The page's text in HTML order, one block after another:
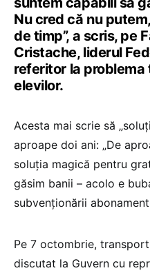
Nu cred că nu
de timp”, a scris, pe
Cristache, liderul
referitor la
elevilor.
Acesta mai scrie să
aproape doi ani: „De
soluția magică pentru
găsim banii – acolo e
subvenționării
Pe 7 octombrie,
discutat la Guvern cu